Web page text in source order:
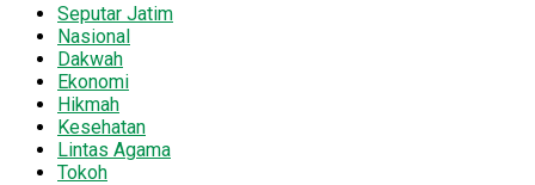
Seputar Jatim
Nasional
Dakwah
Ekonomi
Hikmah
Kesehatan
Lintas Agama
Tokoh